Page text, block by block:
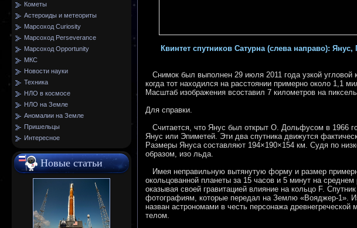
Кометы
Астероиды и метеориты
Марсоход Curiosity
Марсоход Perseverance
Марсоход Opportunity
МКС
Новости науки
Техника
НЛО в космосе
НЛО на Земле
Аномалии на Земле
Пришельцы
Интересное
Новые статьи
Квинтет спутников Сатурна (слева направо):
Снимок был выполнен 29 июля 2011 года узкой угловой
когда тот находился на расстоянии примерно около 1,1
Масштаб изображения всоставил 7 километров на
Для справки.
Считается, что Янус был открыт О. Дольфусом в 1966
Янус или Эпиметей. Эти два спутника движутся
Размеры Януса составляют 194×190×154 км. Судя по
образом, изо льда.
Имея неправильную вытянутую форму и размер
окольцованной планеты за 15 часов и 5 минут на
оказывая своей гравитацией влияние на кольцо F.
фотографиям, которые передал на Землю «Вояджер-1».
назван астрономами в честь персонажа
телом.